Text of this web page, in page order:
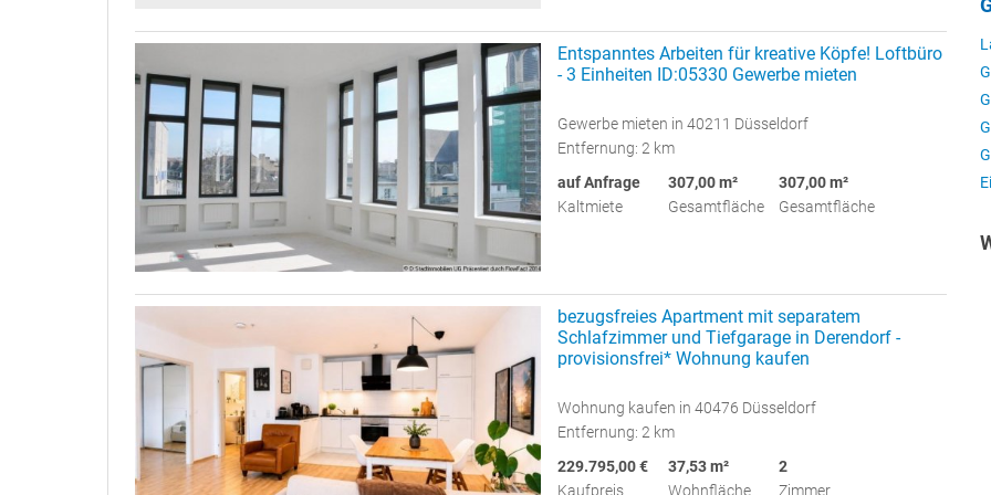
Entspanntes Arbeiten für kreative Köpfe! Loftbüro
- 3 Einheiten ID:05330 Gewerbe mieten
Gewerbe mieten in 40211 Düsseldorf
Entfernung: 2 km
auf Anfrage
Kaltmiete
307,00 m²
Gesamtfläche
307,00 m²
Gesamtfläche
bezugsfreies Apartment mit separatem
Schlafzimmer und Tiefgarage in Derendorf -
provisionsfrei* Wohnung kaufen
Wohnung kaufen in 40476 Düsseldorf
Entfernung: 2 km
229.795,00 €
Kaufpreis
37,53 m²
Wohnfläche
2
Zimmer